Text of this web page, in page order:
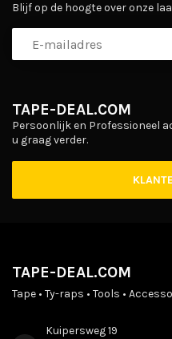
TAPE-DEAL.COM
Persoonlijk en Professioneel
u graag verder.
Blijf op de hoogte over onze
TAPE-DEAL.COM
Tape • Ty-raps • Tools •
Kuipersweg 19